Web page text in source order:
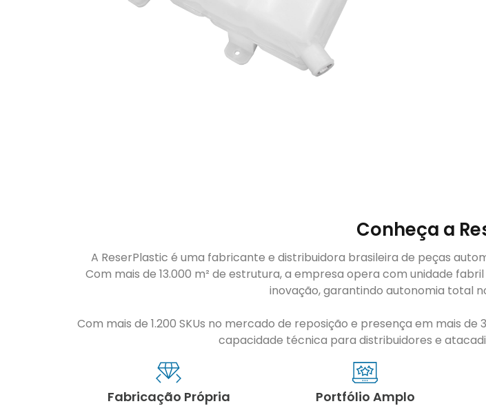
Conheça a
A ReserPlastic é uma fabricante e distribuidora brasileira de peças
Com mais de 13.000 m² de estrutura, a empresa opera com unidade
inovação, garantindo autonomia total
Com mais de 1.200 SKUs no mercado de reposição e presença em mais
capacidade técnica para distribuidores e
Fabricação Própria Portfólio Amplo